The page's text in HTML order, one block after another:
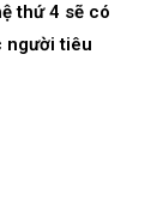
thứ 4 sẽ có
người tiêu